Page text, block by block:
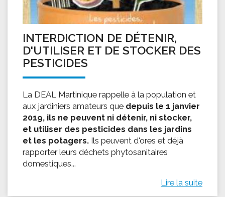
INTERDICTION DE DÉTENIR,
D'UTILISER ET DE STOCKER DES
PESTICIDES
La DEAL Martinique rappelle à la population et
aux jardiniers amateurs que depuis le 1 janvier
2019, ils ne peuvent ni détenir, ni stocker,
et utiliser des pesticides dans les jardins
et les potagers. Ils peuvent d'ores et déjà
rapporter leurs déchets phytosanitaires
domestiques...
Lire la suite